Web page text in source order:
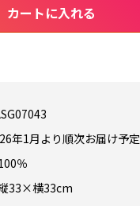
年1月より順次お届け予定
％
33×横33cm
カートに入れる